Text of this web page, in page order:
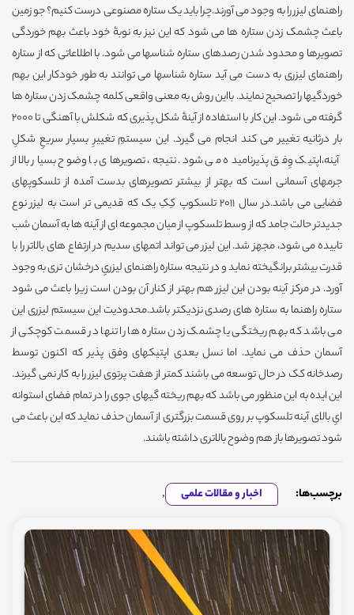
راهنمای لیزر را به وجود می آورند.چرا باید یک ستاره مصنوعی درست کنیم؟ جو زمین
باعث چشمک زدن ستاره ها می شود که این نیز به نوبۀ خود باعث بهم خوردگی
تصویرها و محدود شدن رصدهای ستاره شناسها می شود. با اطلاعاتی که از ستاره
راهنمای لیزری به دست می آید ستاره شناسها می توانند به طور خودکار این بهم
خوردگیها را تصحیح نمایند. بااین روش به معنی واقعی کلمه چشمک زدن ستاره ها
گرفته می شود. این کار با استفاده از آینۀ شکل پذیری که شکلش با آهنگی تا 2000
بار درثانیه تغییر می کند انجام می گیرد. این سیستمِ تغییرِ بسیار سریعِ شکلِ
آینه،اپتیک وِفق پذیرنامیده می شود. نتیجه، تصویرهای با وضوح بسیار بالا از
جرمهای آسمانی است که بهتر از بیشتر تصویرهای بدست آمده از تلسکوپهای
فضایی می باشد.در سال 2011 تلسکوپ کِکِ یک که قدیمی تر است به لیزر نوع
جدیدتر حالت جامد که از وسط تلسکوپ از میان مجموعه ای از آینه ها به آسمان شب
تابیده می شود، مجهز شد. این لیزر می تواند اتمهای سدیم در ارتفاع های بالاتر را با
قدرت بیشتر برانگیخته نماید و در نتیجه ستاره راهنمای لیزریِ درخشان تری به وجود
آورد. در مرکز آینه بودن این لیزر هم بهتر از کنار آن بودن است زیرا باعث می شود
ستاره راهنما به ستاره های رصدی نزدیکتر باشد.محدودیت این سیستم لیزری این
می باشد که بهم ریختگی یا چشمک زدن ستاره ها را تنها در قسمت کوچکی از
آسمان حذف می نماید. اما نسل بعدی اپتیکهای وفق پذیر که اکنون توسط
رصدخانه کک در حال توسعه می باشند کمتر از هفت پرتوی لیزر را به کار نمی گیرند.
این ایده به این منظور می باشد که بهم ریخته گیهای جوی را در تمام فضای استوانه
ایِ بالای آینه تلسکوپ بر روی قسمت بزرگتری از آسمان حذف نماید که این باعث می
شود تصویرها باز هم وضوح بالاتری داشته باشند.
برچسب‌ها: اخبار و مقالات علمی ,